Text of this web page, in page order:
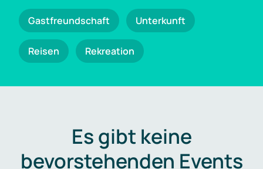
Gastfreundschaft Unterkunft
Reisen Rekreation
Es gibt keine
bevorstehenden Events